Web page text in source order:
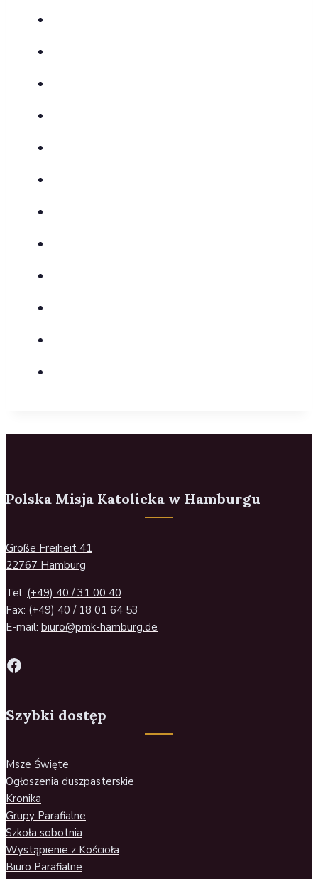
Polska Misja Katolicka w Hamburgu
Große Freiheit 41
22767 Hamburg
Tel: (+49) 40 / 31 00 40
Fax: (+49) 40 / 18 01 64 53
E-mail: biuro@pmk-hamburg.de
Szybki dostęp
Msze Święte
Ogłoszenia duszpasterskie
Kronika
Grupy Parafialne
Szkoła sobotnia
Wystąpienie z Kościoła
Biuro Parafialne